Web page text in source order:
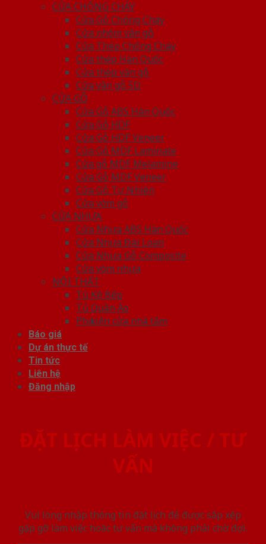
CỬA CHỐNG CHÁY
Cửa Gỗ Chống Cháy
Cửa nhôm vân gỗ
Cửa Thép Chống Cháy
Cửa thép Hàn Quốc
Cửa thép vân gỗ
Cửa vân gỗ 5D
CỬA GỖ
Cửa Gỗ ABS Hàn Quốc
Cửa Gỗ HDF
Cửa Gỗ HDF Veneer
Cửa Gỗ MDF Laminate
Cửa gỗ MDF Melamine
Cửa Gỗ MDF Veneer
Cửa Gỗ Tự Nhiên
Cửa vòm gỗ
CỬA NHỰA
Cửa Nhựa ABS Hàn Quốc
Cửa Nhựa Đài Loan
Cửa Nhựa Gỗ Composite
Cửa vòm nhựa
NỘI THẤT
Tủ Kệ Bếp
Tủ Quần Áo
Phụ kiện cửa nhà tắm
Báo giá
Dự án thực tế
Tin tức
Liên hệ
Đăng nhập
ĐẶT LỊCH LÀM VIỆC / TƯ
VẤN
Vui lòng nhập thông tin đặt lịch để được sắp xếp
gặp gỡ làm việc hoăc tư vấn mà không phải chờ đợi.